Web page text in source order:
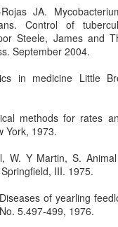
JA.
Control of
Steele, James and
September 2004.
in medicine Little
methods for rates
York, 1973.
W. Y Martin, S.
III. 1975.
of yearling
5.497-499, 1976.